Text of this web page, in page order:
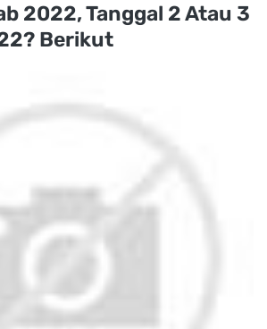
2022, Tanggal 2 Atau 3
Berikut